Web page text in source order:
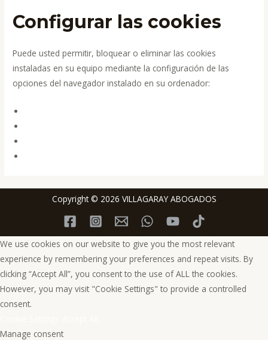
Configurar las cookies
Puede usted permitir, bloquear o eliminar las cookies
instaladas en su equipo mediante la configuración de las
opciones del navegador instalado en su ordenador:
Copyright © 2026 VILLAGARAY ABOGADOS
We use cookies on our website to give you the most relevant
experience by remembering your preferences and repeat visits. By
clicking “Accept All”, you consent to the use of ALL the cookies.
However, you may visit "Cookie Settings" to provide a controlled
consent.
Manage consent